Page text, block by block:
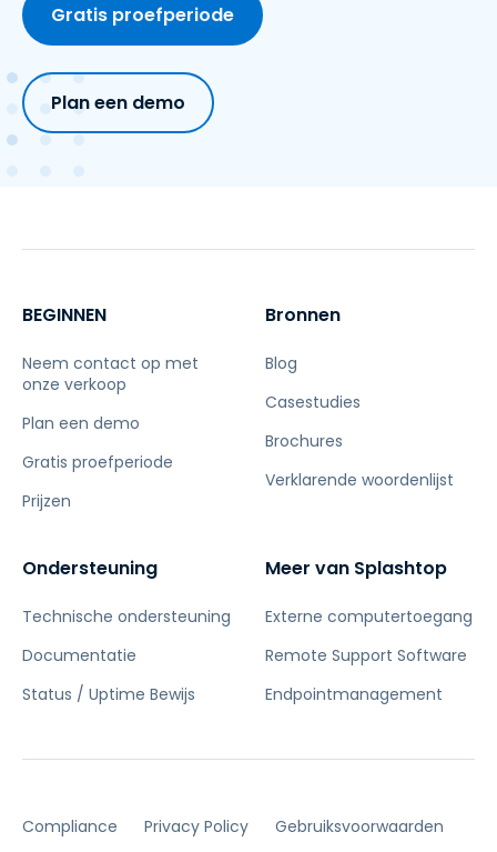
Gratis proefperiode
Plan een demo
BEGINNEN
Neem contact op met
onze verkoop
Plan een demo
Gratis proefperiode
Prijzen
Bronnen
Blog
Casestudies
Brochures
Verklarende woordenlijst
Ondersteuning
Technische ondersteuning
Documentatie
Status / Uptime Bewijs
Meer van Splashtop
Externe computertoegang
Remote Support Software
Endpointmanagement
Compliance Privacy Policy Gebruiksvoorwaarden